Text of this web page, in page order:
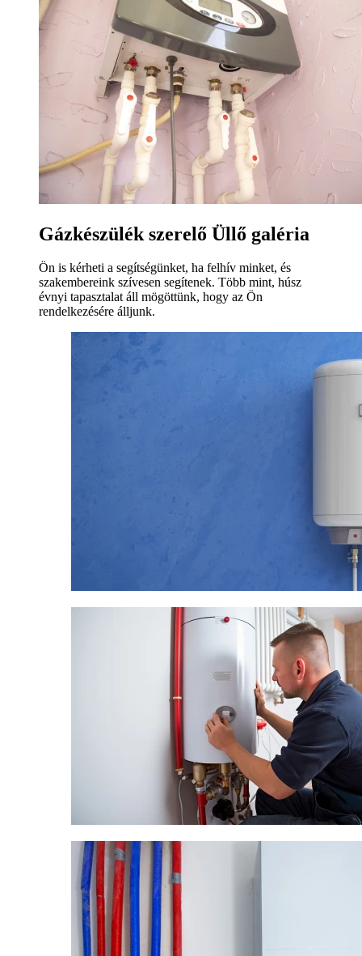
Gázkészülék szerelő Üllő galéria
Ön is kérheti a segítségünket, ha felhív minket, és
szakembereink szívesen segítenek. Több mint, húsz
évnyi tapasztalat áll mögöttünk, hogy az Ön
rendelkezésére álljunk.